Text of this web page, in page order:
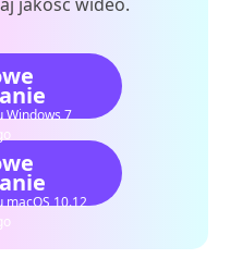
Windows 7
macOS 10.12